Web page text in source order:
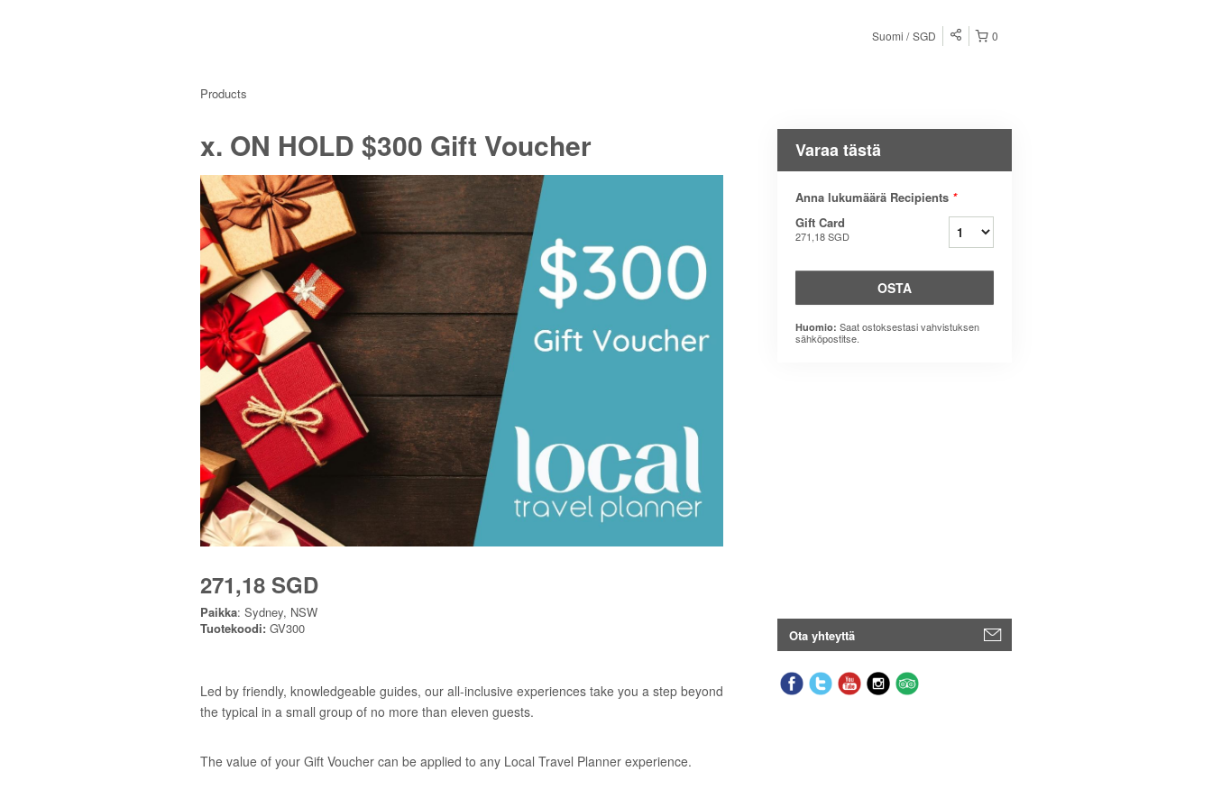
0
Suomi SGD
Products
x. ON HOLD $300 Gift Voucher
271,18 SGD
Paikka: Sydney, NSW
Tuotekoodi: GV300
Led by friendly, knowledgeable guides, our all-inclusive experiences take you a step beyond
the typical in a small group of no more than eleven guests.
The value of your Gift Voucher can be applied to any Local Travel Planner experience.
Varaa tästä
Anna lukumäärä Recipients *
Gift Card
271,18 SGD
OSTA
Huomio: Saat ostoksestasi vahvistuksen
sähköpostitse.
Ota yhteyttä